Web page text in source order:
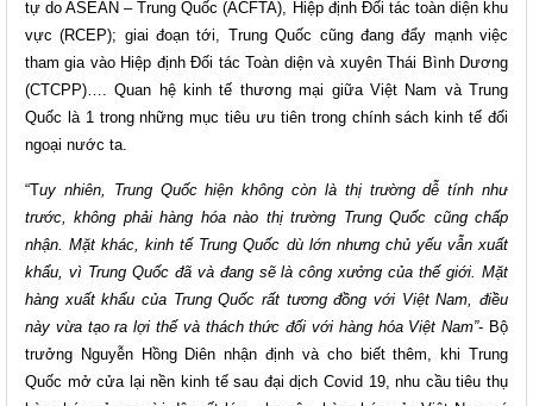
tự do ASEAN – Trung Quốc (ACFTA), Hiệp định Đối tác toàn diện khu
vực (RCEP); giai đoạn tới, Trung Quốc cũng đang đẩy mạnh việc
tham gia vào Hiệp định Đối tác Toàn diện và xuyên Thái Bình Dương
(CTCPP)…. Quan hệ kinh tế thương mại giữa Việt Nam và Trung
Quốc là 1 trong những mục tiêu ưu tiên trong chính sách kinh tế đối
ngoại nước ta.
“Tuy nhiên, Trung Quốc hiện không còn là thị trường dễ tính như
trước, không phải hàng hóa nào thị trường Trung Quốc cũng chấp
nhận. Mặt khác, kinh tế Trung Quốc dù lớn nhưng chủ yếu vẫn xuất
khẩu, vì Trung Quốc đã và đang sẽ là công xưởng của thế giới. Mặt
hàng xuất khẩu của Trung Quốc rất tương đồng với Việt Nam, điều
này vừa tạo ra lợi thế và thách thức đối với hàng hóa Việt Nam”- Bộ
trưởng Nguyễn Hồng Diên nhận định và cho biết thêm, khi Trung
Quốc mở cửa lại nền kinh tế sau đại dịch Covid 19, nhu cầu tiêu thụ